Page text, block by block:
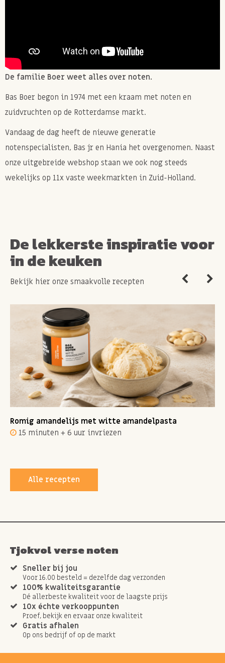
De familie Boer weet alles over noten.
Bas Boer begon in 1974 met een kraam met noten en
zuidvruchten op de Rotterdamse markt.
Vandaag de dag heeft de nieuwe generatie
notenspecialisten, Bas jr en Hania het overgenomen. Naast
onze uitgebreide webshop staan we ook nog steeds
wekelijks op 11x vaste weekmarkten in Zuid-Holland.
De lekkerste inspiratie voor
in de keuken
Bekijk hier onze smaakvolle recepten
Romig amandelijs met witte amandelpasta
15 minuten + 6 uur invriezen
Alle recepten
Tjokvol verse noten
Sneller bij jou
Voor 16.00 besteld = dezelfde dag verzonden
100% kwaliteitsgarantie
Dé allerbeste kwaliteit voor de laagste prijs
10x échte verkooppunten
Proef, bekijk en ervaar onze kwaliteit
Gratis afhalen
Op ons bedrijf of op de markt